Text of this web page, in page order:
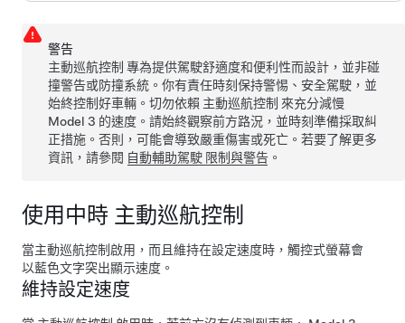
警告
主動巡航控制 專為提供駕駛舒適度和便利性而設計，並非碰
撞警告或防撞系統。你有責任時刻保持警惕、安全駕駛，並
始終控制好車輛。切勿依賴 主動巡航控制 來充分減慢
Model 3 的速度。請始終觀察前方路況，並時刻準備採取糾
正措施。否則，可能會導致嚴重傷害或死亡。若要了解更多
資訊，請參閱 自動輔助駕駛 限制與警告 。
使用中時 主動巡航控制
當主動巡航控制啟用，而且維持在設定速度時， 觸控式螢幕會
以藍色文字突出顯示速度。
維持設定速度